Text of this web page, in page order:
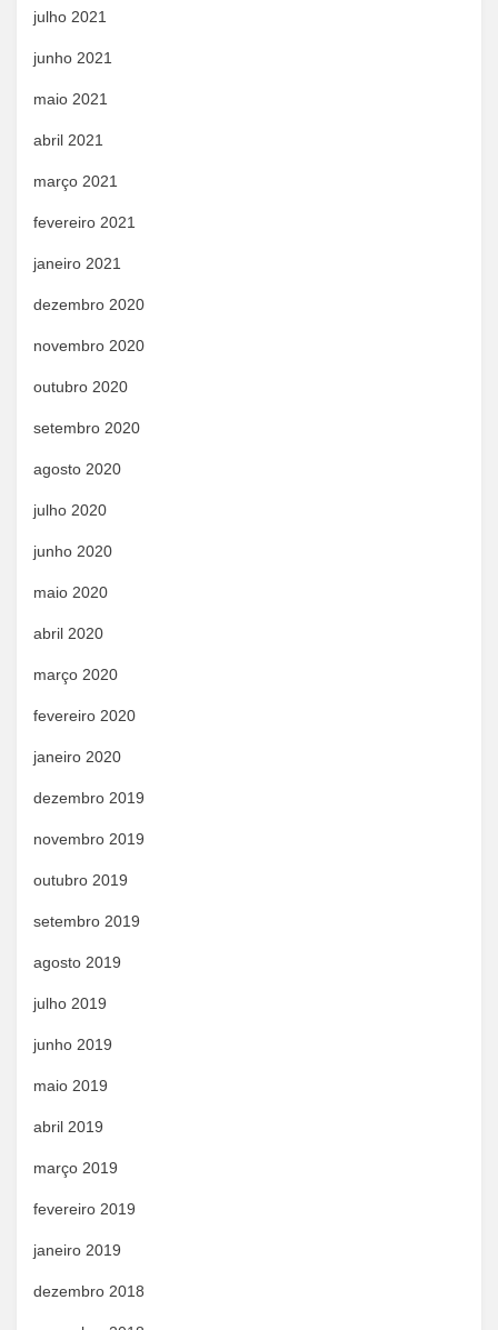
julho 2021
junho 2021
maio 2021
abril 2021
março 2021
fevereiro 2021
janeiro 2021
dezembro 2020
novembro 2020
outubro 2020
setembro 2020
agosto 2020
julho 2020
junho 2020
maio 2020
abril 2020
março 2020
fevereiro 2020
janeiro 2020
dezembro 2019
novembro 2019
outubro 2019
setembro 2019
agosto 2019
julho 2019
junho 2019
maio 2019
abril 2019
março 2019
fevereiro 2019
janeiro 2019
dezembro 2018